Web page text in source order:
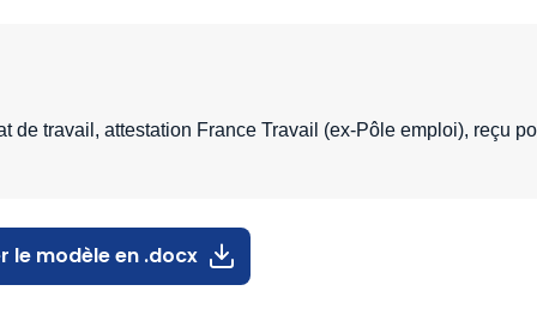
de travail, attestation France Travail (ex-Pôle emploi), reçu
le modèle en .docx